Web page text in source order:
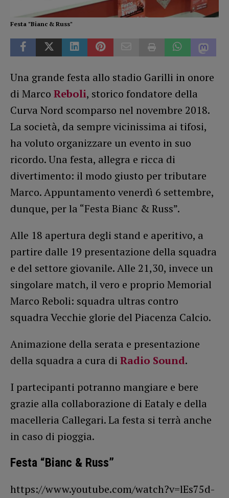
Festa "Bianc & Russ"
Una grande festa allo stadio Garilli in onore
di Marco Reboli, storico fondatore della
Curva Nord scomparso nel novembre 2018.
La società, da sempre vicinissima ai tifosi,
ha voluto organizzare un evento in suo
ricordo. Una festa, allegra e ricca di
divertimento: il modo giusto per tributare
Marco. Appuntamento venerdì 6 settembre,
dunque, per la “Festa Bianc & Russ”.
Alle 18 apertura degli stand e aperitivo, a
partire dalle 19 presentazione della squadra
e del settore giovanile. Alle 21,30, invece un
singolare match, il vero e proprio Memorial
Marco Reboli: squadra ultras contro
squadra Vecchie glorie del Piacenza Calcio.
Animazione della serata e presentazione
della squadra a cura di Radio Sound.
I partecipanti potranno mangiare e bere
grazie alla collaborazione di Eataly e della
macelleria Callegari. La festa si terrà anche
in caso di pioggia.
Festa “Bianc & Russ”
https://www.youtube.com/watch?v=lEs75d-